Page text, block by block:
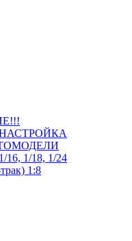
16, 1/18, 1/24
1:8